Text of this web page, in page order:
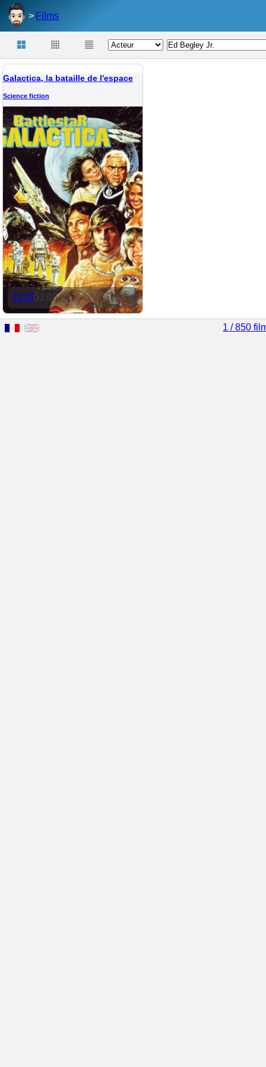
Films
Galactica, la bataille de l'espace
Science fiction
197802:05
1 / 850